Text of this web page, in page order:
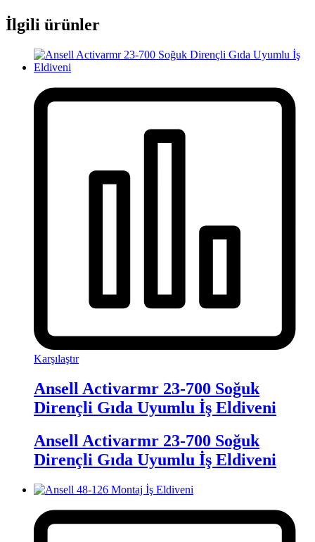
İlgili ürünler
Karşılaştır
Ansell Activarmr 23-700 Soğuk
Dirençli Gıda Uyumlu İş Eldiveni
Ansell Activarmr 23-700 Soğuk
Dirençli Gıda Uyumlu İş Eldiveni